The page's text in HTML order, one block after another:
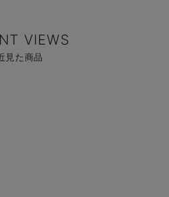
VIEWS
見た商品